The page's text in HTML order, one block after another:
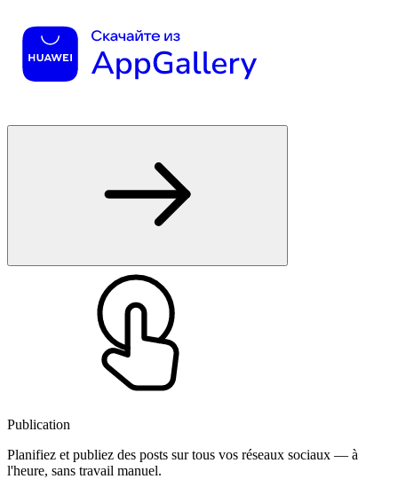
Publication
Planifiez et publiez des posts sur tous vos réseaux sociaux — à
l'heure, sans travail manuel.